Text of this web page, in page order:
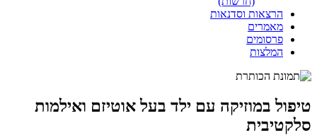
הרצאות וסדנאות
מאמרים
פרסומים
המלצות
טיפול במוזיקה עם ילד בעל אוטיזם ואילמות
סלקטיבית